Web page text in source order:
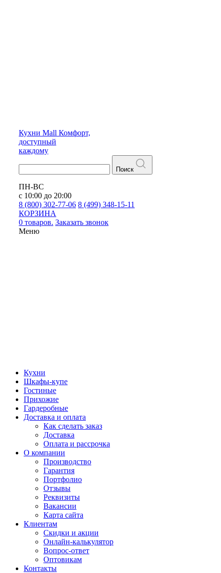
Кухни Mall Комфорт,
доступный
каждому
Поиск
ПН-ВС
с 10:00 до 20:00
8 (800) 302-77-06 8 (499) 348-15-11
КОРЗИНА
0 товаров. Заказать звонок
Меню
Кухни
Шкафы-купе
Гостиные
Прихожие
Гардеробные
Доставка и оплата
Как сделать заказ
Доставка
Оплата и рассрочка
О компании
Производство
Гарантия
Портфолио
Отзывы
Реквизиты
Вакансии
Карта сайта
Клиентам
Скидки и акции
Онлайн-калькулятор
Вопрос-ответ
Оптовикам
Контакты